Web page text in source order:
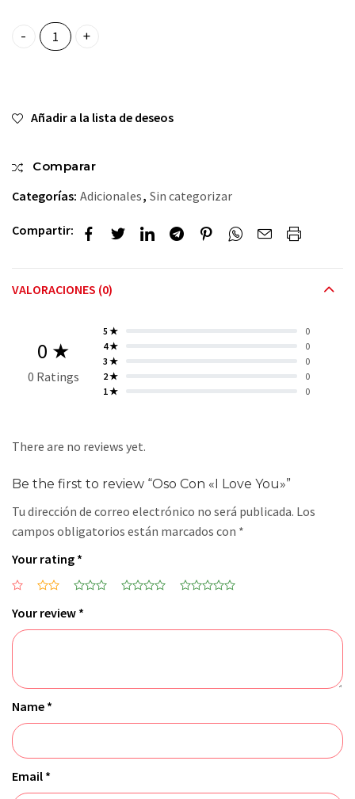
Oso Con "I Love You" quantity
Añadir a la lista de deseos
Comparar
Categorías: Adicionales, Sin categorizar
Compartir:
VALORACIONES (0)
0 ★
0 Ratings
5 ★
0
4 ★
0
3 ★
0
2 ★
0
1 ★
0
There are no reviews yet.
Be the first to review “Oso Con «I Love You»”
Tu dirección de correo electrónico no será publicada. Los
campos obligatorios están marcados con *
Your rating *
Your review *
Name *
Email *